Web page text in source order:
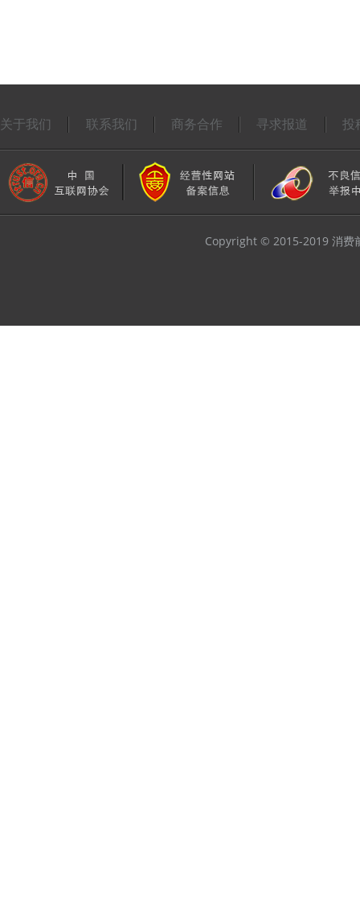
关于我们 联系我们 商务合作 寻求报道 投
Copyright © 2015-2019 消费